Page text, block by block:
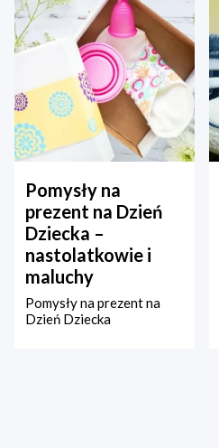
Pomysły na
prezent na Dzień
Dziecka –
nastolatkowie i
maluchy
Pomysły na prezent na
Dzień Dziecka